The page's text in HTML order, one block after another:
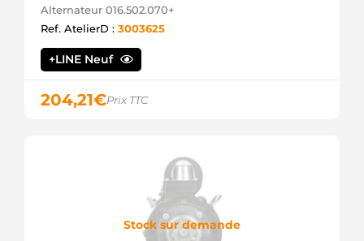
Alternateur 016.502.070+
Ref. AtelierD : 3003625
+LINE Neuf
204,21€Prix TTC
Stock sur demande